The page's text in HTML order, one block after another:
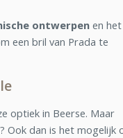
ontwerpen en het
een bril van Prada te
optiek in Beerse. Maar
Ook dan is het mogelijk